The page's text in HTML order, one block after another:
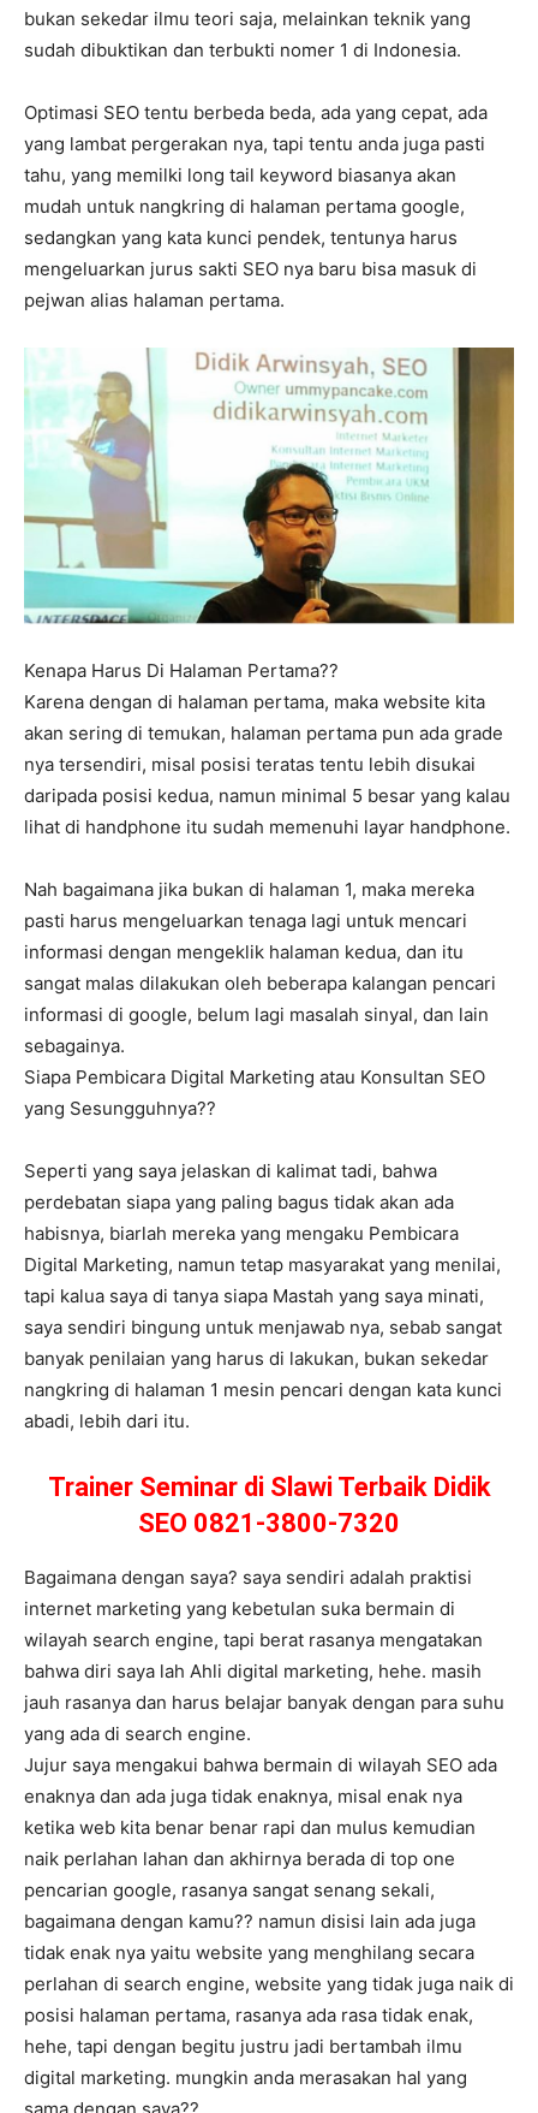
bukan sekedar ilmu teori saja, melainkan teknik yang
sudah dibuktikan dan terbukti nomer 1 di Indonesia.
Optimasi SEO tentu berbeda beda, ada yang cepat, ada
yang lambat pergerakan nya, tapi tentu anda juga pasti
tahu, yang memilki long tail keyword biasanya akan
mudah untuk nangkring di halaman pertama google,
sedangkan yang kata kunci pendek, tentunya harus
mengeluarkan jurus sakti SEO nya baru bisa masuk di
pejwan alias halaman pertama.
Kenapa Harus Di Halaman Pertama??
Karena dengan di halaman pertama, maka website kita
akan sering di temukan, halaman pertama pun ada grade
nya tersendiri, misal posisi teratas tentu lebih disukai
daripada posisi kedua, namun minimal 5 besar yang kalau
lihat di handphone itu sudah memenuhi layar handphone.
Nah bagaimana jika bukan di halaman 1, maka mereka
pasti harus mengeluarkan tenaga lagi untuk mencari
informasi dengan mengeklik halaman kedua, dan itu
sangat malas dilakukan oleh beberapa kalangan pencari
informasi di google, belum lagi masalah sinyal, dan lain
sebagainya.
Siapa Pembicara Digital Marketing atau Konsultan SEO
yang Sesungguhnya??
Seperti yang saya jelaskan di kalimat tadi, bahwa
perdebatan siapa yang paling bagus tidak akan ada
habisnya, biarlah mereka yang mengaku Pembicara
Digital Marketing, namun tetap masyarakat yang menilai,
tapi kalua saya di tanya siapa Mastah yang saya minati,
saya sendiri bingung untuk menjawab nya, sebab sangat
banyak penilaian yang harus di lakukan, bukan sekedar
nangkring di halaman 1 mesin pencari dengan kata kunci
abadi, lebih dari itu.
Trainer Seminar di Slawi Terbaik Didik
SEO 0821-3800-7320
Bagaimana dengan saya? saya sendiri adalah praktisi
internet marketing yang kebetulan suka bermain di
wilayah search engine, tapi berat rasanya mengatakan
bahwa diri saya lah Ahli digital marketing, hehe. masih
jauh rasanya dan harus belajar banyak dengan para suhu
yang ada di search engine.
Jujur saya mengakui bahwa bermain di wilayah SEO ada
enaknya dan ada juga tidak enaknya, misal enak nya
ketika web kita benar benar rapi dan mulus kemudian
naik perlahan lahan dan akhirnya berada di top one
pencarian google, rasanya sangat senang sekali,
bagaimana dengan kamu?? namun disisi lain ada juga
tidak enak nya yaitu website yang menghilang secara
perlahan di search engine, website yang tidak juga naik di
posisi halaman pertama, rasanya ada rasa tidak enak,
hehe, tapi dengan begitu justru jadi bertambah ilmu
digital marketing. mungkin anda merasakan hal yang